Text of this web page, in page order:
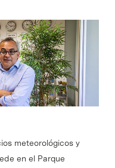
meteorológicos y
en el Parque